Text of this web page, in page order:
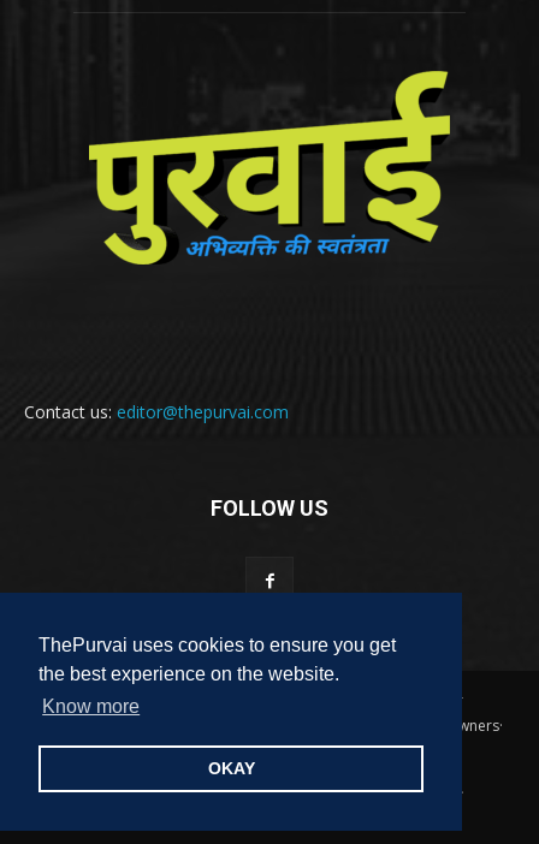
ThePurvai uses cookies to ensure you get
the best experience on the website.
Know more
OKAY
Contact us: editor@thepurvai.com
FOLLOW US
Copyright 2018-2023 THE PURVAI | All Rights Reserved · And Our
Sitemap · All Logos & Trademark Belongs To Their Respective Owners·
Designed & Developed byALL DIGI SEO
पुरवाई अपनी बात कविता कहानी साहित्यिक हलचल लेख
लघुकथा